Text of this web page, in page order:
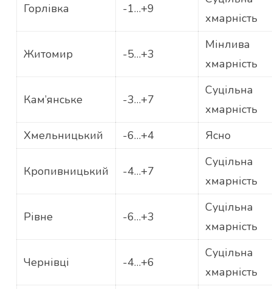
Горлівка -1…+9
хмарність
Житомир -5…+3
Мінлива
хмарність
Кам’янське -3…+7
Суцільна
хмарність
Хмельницький
-6…+4 Ясно
Кропивницький -4…+7
Суцільна
хмарність
Рівне -6…+3
Суцільна
хмарність
Чернівці -4…+6
Суцільна
хмарність